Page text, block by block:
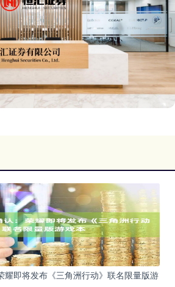
耀即将发布《三角洲行动》联名限量版游